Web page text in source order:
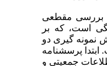
بررسی مقطعی
است، که بر
به روش نمونه گیری دو
پرسشنامه
جمعیتی و